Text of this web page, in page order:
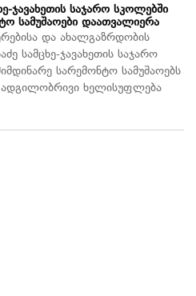
ჯავახეთის საჯარო სკოლებში
სამუშაოები დაათვალიერა
და ახალგაზრდობის
სამცხე-ჯავახეთის საჯარო
სარემონტო სამუშაოებს
ხელისუფლება